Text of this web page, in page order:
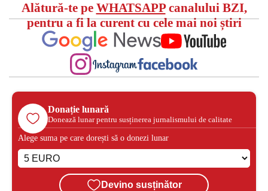
Alătură-te pe WHATSAPPcanalului BZI,
pentru a fi la curent cu cele mai noi știri
Donație lunară
Donează lunar pentru susținerea jurnalismului de calitate
Alege suma pe care dorești să o donezi lunar
Devino susținător